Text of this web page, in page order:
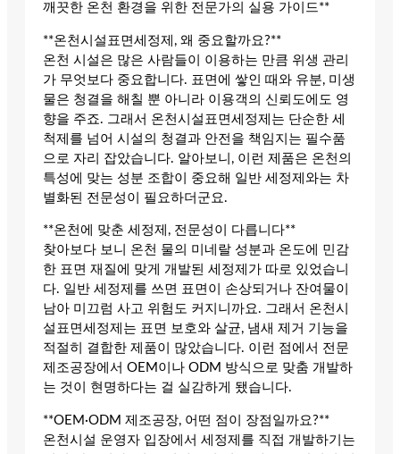
깨끗한 온천 환경을 위한 전문가의 실용 가이드**
**온천시설표면세정제, 왜 중요할까요?**
온천 시설은 많은 사람들이 이용하는 만큼 위생 관리
가 무엇보다 중요합니다. 표면에 쌓인 때와 유분, 미생
물은 청결을 해칠 뿐 아니라 이용객의 신뢰도에도 영
향을 주죠. 그래서 온천시설표면세정제는 단순한 세
척제를 넘어 시설의 청결과 안전을 책임지는 필수품
으로 자리 잡았습니다. 알아보니, 이런 제품은 온천의
특성에 맞는 성분 조합이 중요해 일반 세정제와는 차
별화된 전문성이 필요하더군요.
**온천에 맞춘 세정제, 전문성이 다릅니다**
찾아보다 보니 온천 물의 미네랄 성분과 온도에 민감
한 표면 재질에 맞게 개발된 세정제가 따로 있었습니
다. 일반 세정제를 쓰면 표면이 손상되거나 잔여물이
남아 미끄럼 사고 위험도 커지니까요. 그래서 온천시
설표면세정제는 표면 보호와 살균, 냄새 제거 기능을
적절히 결합한 제품이 많았습니다. 이런 점에서 전문
제조공장에서 OEM이나 ODM 방식으로 맞춤 개발하
는 것이 현명하다는 걸 실감하게 됐습니다.
**OEM·ODM 제조공장, 어떤 점이 장점일까요?**
온천시설 운영자 입장에서 세정제를 직접 개발하기는